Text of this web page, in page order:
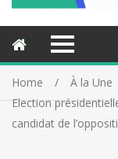
Home
À la Une
Election
candidat de